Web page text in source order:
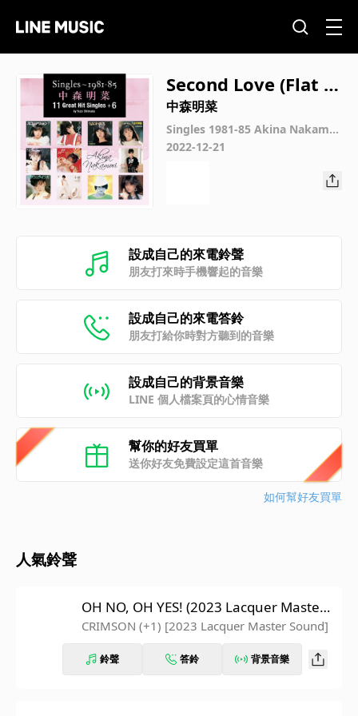
Second Love (Flat M
aster Version)
中森明菜
Singles 1981-85 Akina Nakamor
i 11 Great Hit Singles +6 by Yuz
2022-12-21
設成自己的來電鈴聲
朋友打來時手機響起的音樂
設成自己的來電答鈴
朋友打給你時對方聽到的音樂
設成自己的背景音樂
LINE 個人檔案頁的心情音樂
幫你的好友買單
送你好友免費設定這首音樂
如何幫好友買單
人氣鈴聲
OH NO, OH YES! (2023 Lacquer Master
Sound)
CRIMSON (+1) [2023 Lacquer Master Sound]
鈴聲 答鈴 背景音樂